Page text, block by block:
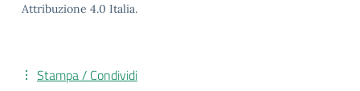
Attribuzione 4.0 Italia.
Stampa / Condividi